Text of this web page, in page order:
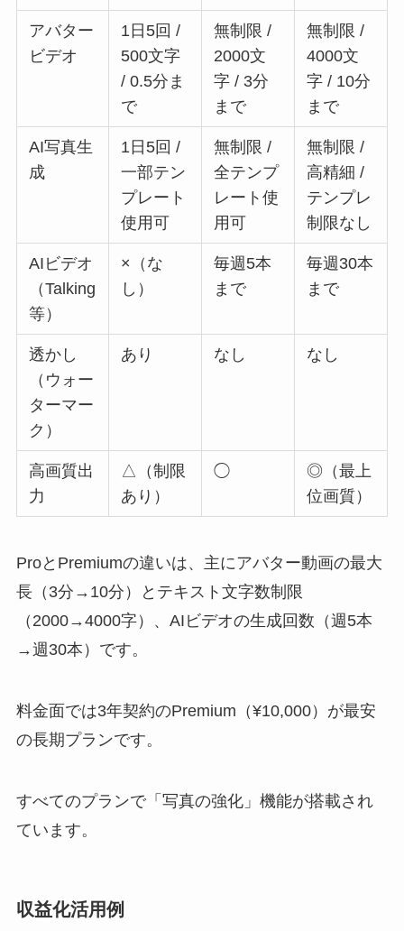
アバター
ビデオ
1日5回 /
500文字
/ 0.5分ま
で
無制限 /
2000文
字 / 3分
まで
無制限 /
4000文
字 / 10分
まで
AI写真生
成
1日5回 /
一部テン
プレート
使用可
無制限 /
全テンプ
レート使
用可
無制限 /
高精細 /
テンプレ
制限なし
AIビデオ
（Talking
等）
×（な
し）
毎週5本
まで
毎週30本
まで
透かし
（ウォー
ターマー
ク）
あり なし なし
高画質出
力
△（制限
あり）
◯
◎（最上
位画質）
ProとPremiumの違いは、主にアバター動画の最大
長（3分→10分）とテキスト文字数制限
（2000→4000字）、AIビデオの生成回数（週5本
→週30本）です。
料金面では3年契約のPremium（¥10,000）が最安
の長期プランです。
すべてのプランで「写真の強化」機能が搭載され
ています。
収益化活用例